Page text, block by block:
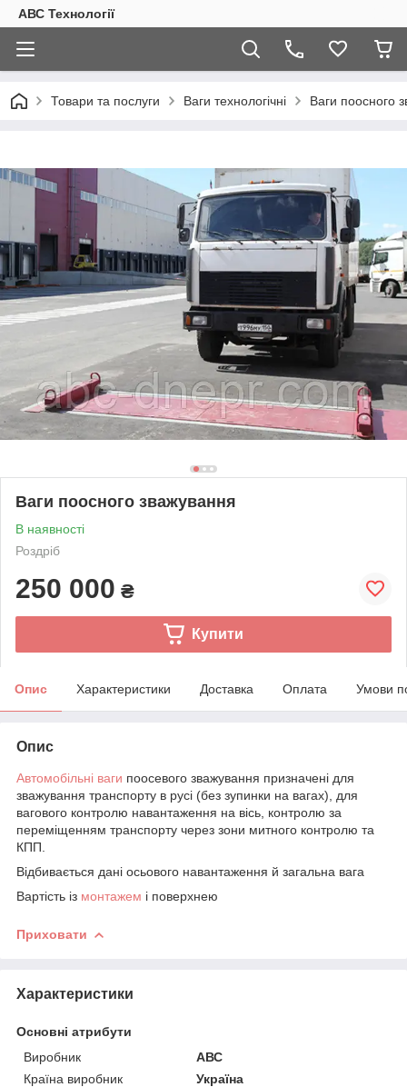
АВС Технології
Товари та послуги Ваги технологічні Ваги поосного
Ваги поосного зважування
В наявності
Роздріб
250 000 ₴
Купити
Опис Характеристики Доставка Оплата Умови
Опис
Автомобільні ваги поосевого зважування призначені для
зважування транспорту в русі (без зупинки на вагах), для
вагового контролю навантаження на вісь, контролю за
переміщенням транспорту через зони митного контролю та
КПП.
Відбивається дані осьового навантаження й загальна вага
Вартість із монтажем і поверхнею
Приховати
Характеристики
Основні атрибути
Виробник
АВС
Країна виробник
Україна